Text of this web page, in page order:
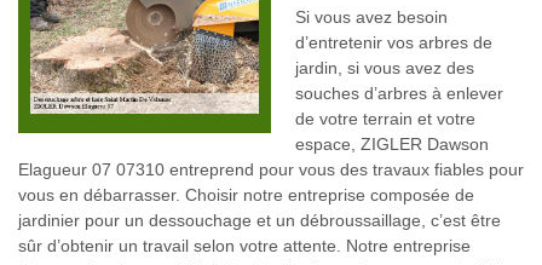
Si vous avez besoin
d’entretenir vos arbres de
jardin, si vous avez des
souches d’arbres à enlever
de votre terrain et votre
espace, ZIGLER Dawson
Elagueur 07 07310 entreprend pour vous des travaux fiables pour
vous en débarrasser. Choisir notre entreprise composée de
jardinier pour un dessouchage et un débroussaillage, c’est être
sûr d’obtenir un travail selon votre attente. Notre entreprise